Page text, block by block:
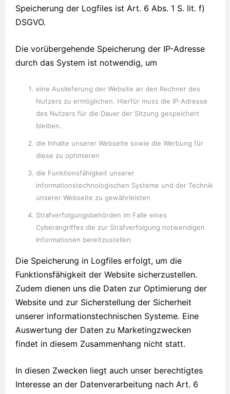
Speicherung der Logfiles ist Art. 6 Abs. 1 S. lit. f)
DSGVO.
Die vorübergehende Speicherung der IP-Adresse
durch das System ist notwendig, um
eine Auslieferung der Website an den Rechner des
Nutzers zu ermöglichen. Hierfür muss die IP-Adresse
des Nutzers für die Dauer der Sitzung gespeichert
bleiben.
die Inhalte unserer Webseite sowie die Werbung für
diese zu optimieren
die Funktionsfähigkeit unserer
informationstechnologischen Systeme und der Technik
unserer Webseite zu gewährleisten
Strafverfolgungsbehörden im Falle eines
Cyberangriffes die zur Strafverfolgung notwendigen
Informationen bereitzustellen
Die Speicherung in Logfiles erfolgt, um die
Funktionsfähigkeit der Website sicherzustellen.
Zudem dienen uns die Daten zur Optimierung der
Website und zur Sicherstellung der Sicherheit
unserer informationstechnischen Systeme. Eine
Auswertung der Daten zu Marketingzwecken
findet in diesem Zusammenhang nicht statt.
In diesen Zwecken liegt auch unser berechtigtes
Interesse an der Datenverarbeitung nach Art. 6